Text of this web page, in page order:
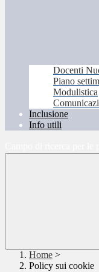
Docenti
Piano
Modulistica
Inclusione
Info utili
Home >
Policy sui cookie